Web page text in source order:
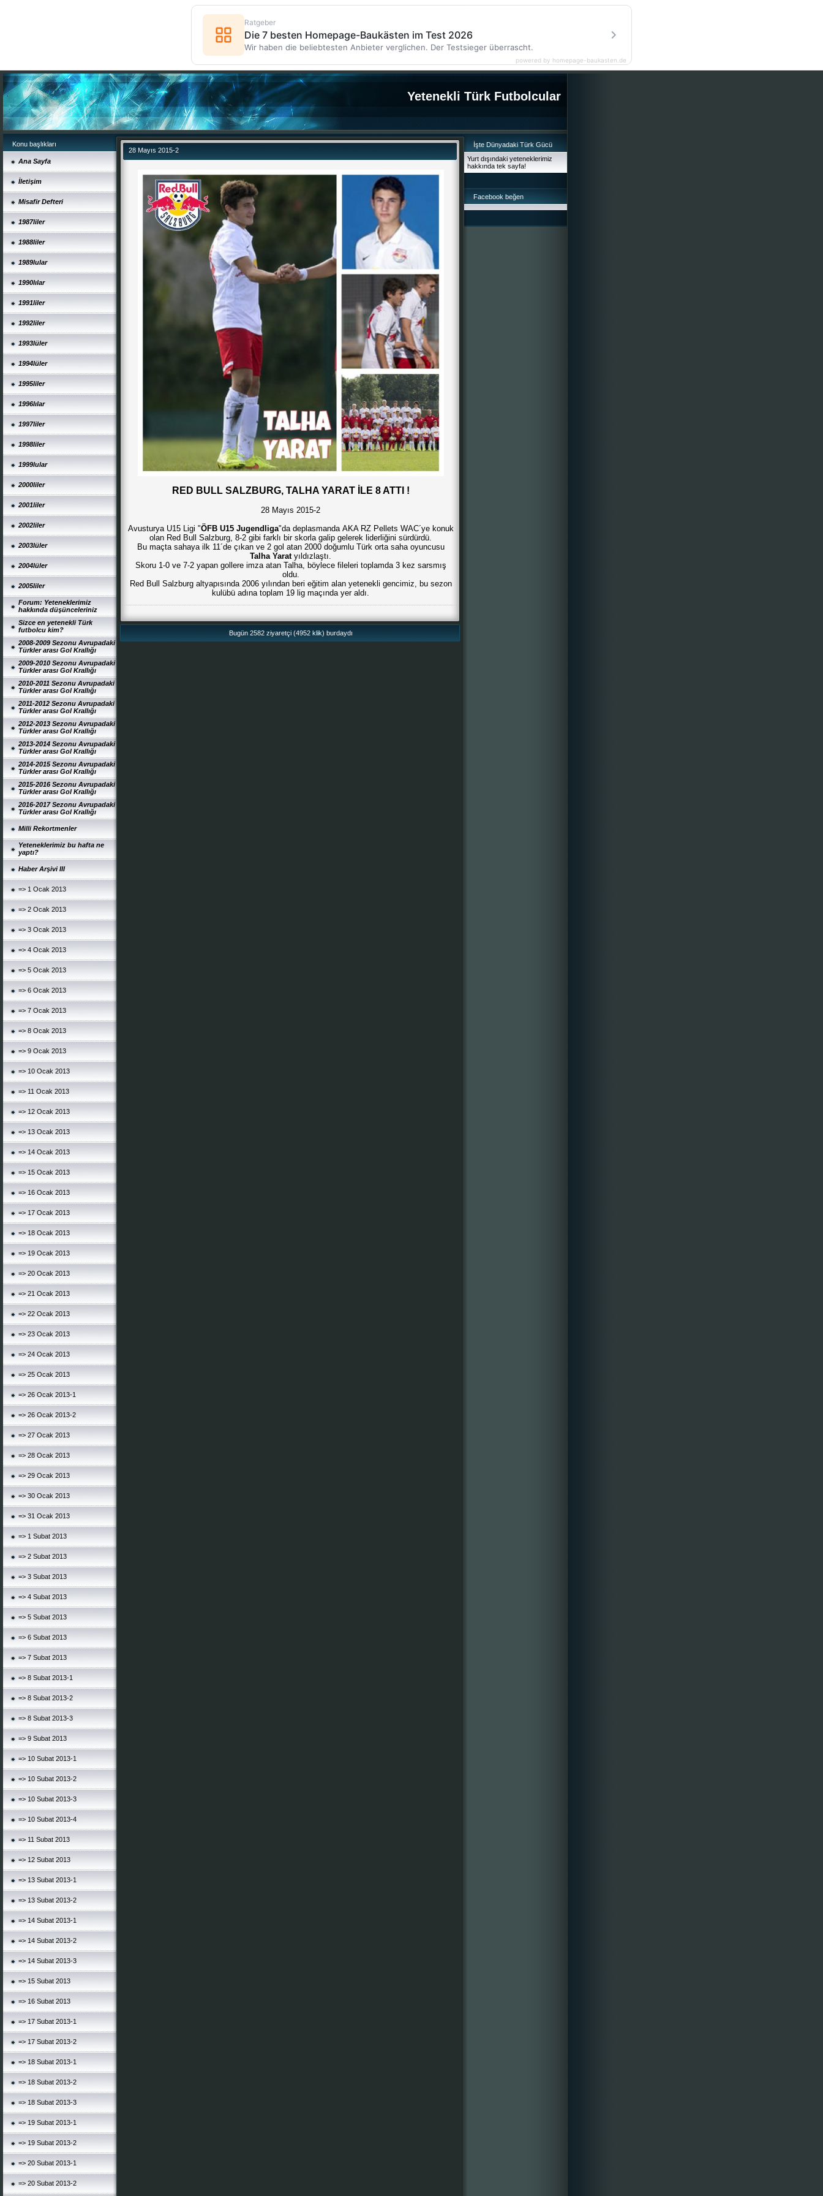
Yetenekli Türk Futbolcular
Konu başlıkları
Ana Sayfa
İletişim
Misafir Defteri
1987liler
1988liler
1989lular
1990lılar
1991liler
1992liler
1993lüler
1994lüler
1995liler
1996lılar
1997liler
1998liler
1999lular
2000liler
2001liler
2002liler
2003lüler
2004lüler
2005liler
Forum: Yeteneklerimiz
hakkında düşünceleriniz
Sizce en yetenekli Türk
futbolcu kim?
2008-2009 Sezonu Avrupadaki
Türkler arası Gol Krallığı
2009-2010 Sezonu Avrupadaki
Türkler arası Gol Krallığı
2010-2011 Sezonu Avrupadaki
Türkler arası Gol Krallığı
2011-2012 Sezonu Avrupadaki
Türkler arası Gol Krallığı
2012-2013 Sezonu Avrupadaki
Türkler arası Gol Krallığı
2013-2014 Sezonu Avrupadaki
Türkler arası Gol Krallığı
2014-2015 Sezonu Avrupadaki
Türkler arası Gol Krallığı
2015-2016 Sezonu Avrupadaki
Türkler arası Gol Krallığı
2016-2017 Sezonu Avrupadaki
Türkler arası Gol Krallığı
Milli Rekortmenler
Yeteneklerimiz bu hafta ne
yaptı?
Haber Arşivi III
=> 1 Ocak 2013
=> 2 Ocak 2013
=> 3 Ocak 2013
=> 4 Ocak 2013
=> 5 Ocak 2013
=> 6 Ocak 2013
=> 7 Ocak 2013
=> 8 Ocak 2013
=> 9 Ocak 2013
=> 10 Ocak 2013
=> 11 Ocak 2013
=> 12 Ocak 2013
=> 13 Ocak 2013
=> 14 Ocak 2013
=> 15 Ocak 2013
=> 16 Ocak 2013
=> 17 Ocak 2013
=> 18 Ocak 2013
=> 19 Ocak 2013
=> 20 Ocak 2013
=> 21 Ocak 2013
=> 22 Ocak 2013
=> 23 Ocak 2013
=> 24 Ocak 2013
=> 25 Ocak 2013
=> 26 Ocak 2013-1
=> 26 Ocak 2013-2
=> 27 Ocak 2013
=> 28 Ocak 2013
=> 29 Ocak 2013
=> 30 Ocak 2013
=> 31 Ocak 2013
=> 1 Subat 2013
=> 2 Subat 2013
=> 3 Subat 2013
=> 4 Subat 2013
=> 5 Subat 2013
=> 6 Subat 2013
=> 7 Subat 2013
=> 8 Subat 2013-1
=> 8 Subat 2013-2
=> 8 Subat 2013-3
=> 9 Subat 2013
=> 10 Subat 2013-1
=> 10 Subat 2013-2
=> 10 Subat 2013-3
=> 10 Subat 2013-4
=> 11 Subat 2013
=> 12 Subat 2013
=> 13 Subat 2013-1
=> 13 Subat 2013-2
=> 14 Subat 2013-1
=> 14 Subat 2013-2
=> 14 Subat 2013-3
=> 15 Subat 2013
=> 16 Subat 2013
=> 17 Subat 2013-1
=> 17 Subat 2013-2
=> 18 Subat 2013-1
=> 18 Subat 2013-2
=> 18 Subat 2013-3
=> 19 Subat 2013-1
=> 19 Subat 2013-2
=> 20 Subat 2013-1
=> 20 Subat 2013-2
28 Mayıs 2015-2
RED BULL SALZBURG, TALHA YARAT İLE 8 ATTI !
28 Mayıs 2015-2
Avusturya U15 Ligi "ÖFB U15 Jugendliga"da deplasmanda AKA RZ Pellets WAC´ye konuk
olan Red Bull Salzburg, 8-2 gibi farklı bir skorla galip gelerek liderliğini sürdürdü.
Bu maçta sahaya ilk 11´de çıkan ve 2 gol atan 2000 doğumlu Türk orta saha oyuncusu
Talha Yaratyıldızlaştı.
Skoru 1-0 ve 7-2 yapan gollere imza atan Talha, böylece fileleri toplamda 3 kez sarsmış
oldu.
Red Bull Salzburg altyapısında 2006 yılından beri eğitim alan yetenekli gencimiz, bu sezon
kulübü adına toplam 19 lig maçında yer aldı.
Bugün 2582 ziyaretçi (4952 klik) burdaydı
İşte Dünyadaki Türk Gücü
Yurt dışındaki yeteneklerimiz
hakkında tek sayfa!
Facebook beğen
Ratgeber
Die 7 besten Homepage-Baukästen im Test 2026
Wir haben die beliebtesten Anbieter verglichen. Der Testsieger überrascht.
powered by homepage-baukasten.de